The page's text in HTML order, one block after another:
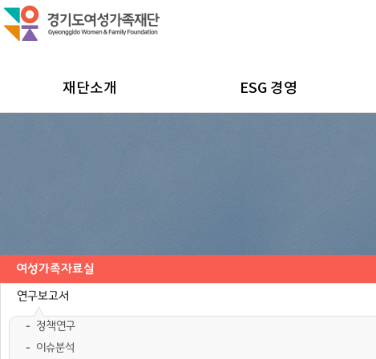
재단소개 ESG 경영
여성가족자료실
연구보고서
정책연구
이슈분석